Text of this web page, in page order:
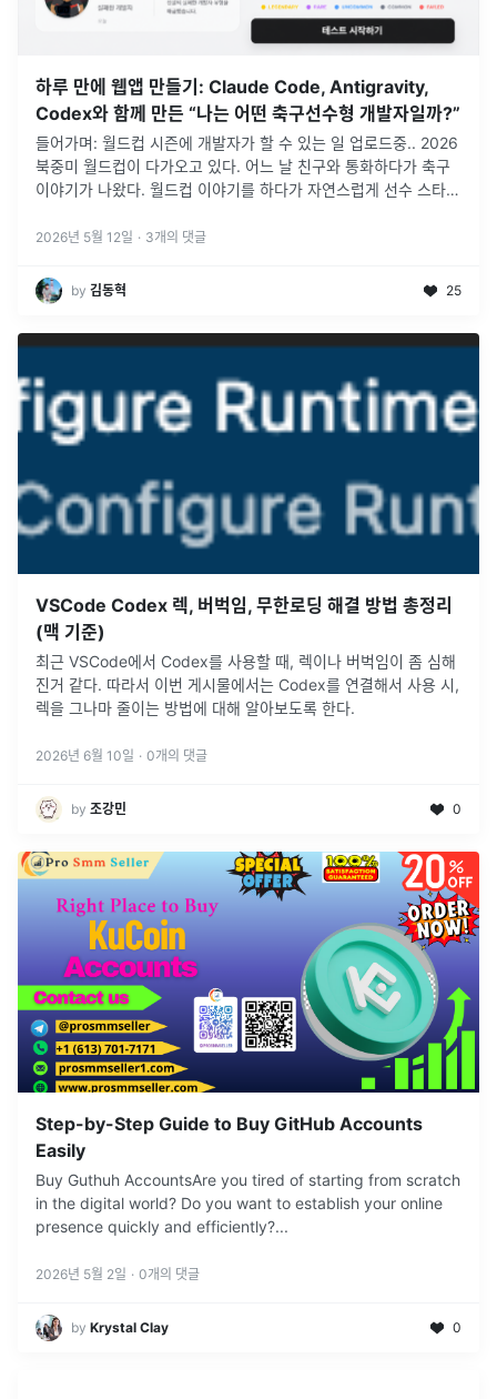
하루 만에 웹앱 만들기: Claude Code, Antigravity,
Codex와 함께 만든 “나는 어떤 축구선수형 개발자일까?”
들어가며: 월드컵 시즌에 개발자가 할 수 있는 일 업로드중.. 2026
북중미 월드컵이 다가오고 있다. 어느 날 친구와 통화하다가 축구
이야기가 나왔다. 월드컵 이야기를 하다가 자연스럽게 선수 스타일
2026년 5월 12일 · 3개의 댓글
by 김동혁 25
VSCode Codex 렉, 버벅임, 무한로딩 해결 방법 총정리
(맥 기준)
최근 VSCode에서 Codex를 사용할 때, 렉이나 버벅임이 좀 심해
진거 같다. 따라서 이번 게시물에서는 Codex를 연결해서 사용 시,
렉을 그나마 줄이는 방법에 대해 알아보도록 한다.
2026년 6월 10일 · 0개의 댓글
by 조강민 0
Step-by-Step Guide to Buy GitHub Accounts
Easily
Buy Guthuh AccountsAre you tired of starting from scratch
in the digital world? Do you want to establish your online
presence quickly and efficiently?...
2026년 5월 2일 · 0개의 댓글
by Krystal Clay 0